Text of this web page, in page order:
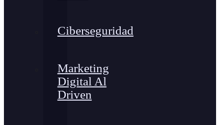
Ciberseguridad
Marketing
Digital Al
Driven